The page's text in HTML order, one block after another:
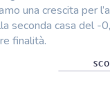
una crescita per
seconda casa del
finalità.